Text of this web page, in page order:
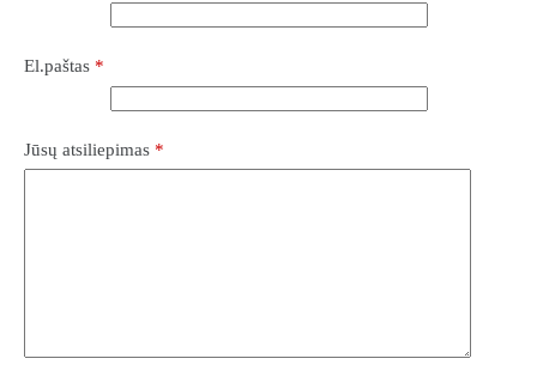
El.paštas *
Jūsų atsiliepimas *